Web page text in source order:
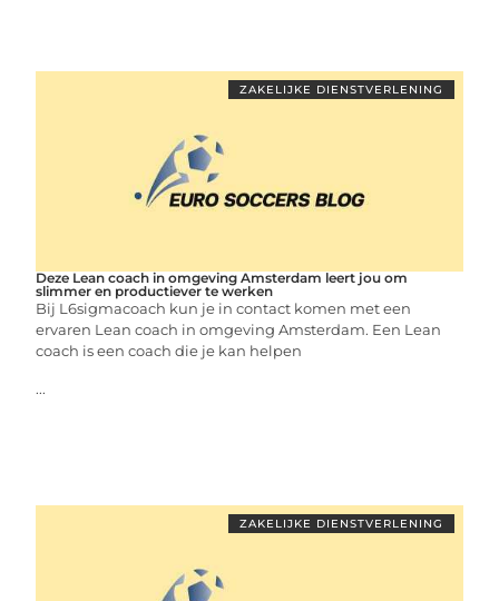
ZAKELIJKE DIENSTVERLENING
Deze Lean coach in omgeving Amsterdam leert jou om
slimmer en productiever te werken
Bij L6sigmacoach kun je in contact komen met een
ervaren Lean coach in omgeving Amsterdam. Een Lean
coach is een coach die je kan helpen
...
ZAKELIJKE DIENSTVERLENING